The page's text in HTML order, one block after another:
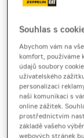
Kolový
stabilitu a
prostředí.
Souhlas s
Abychom vám na
komfort, používáme
údajů soubory
uživatelského
personalizaci
naši komunikaci s
online zážitek.
prostřednictvím
základě vašeho
webových stránek